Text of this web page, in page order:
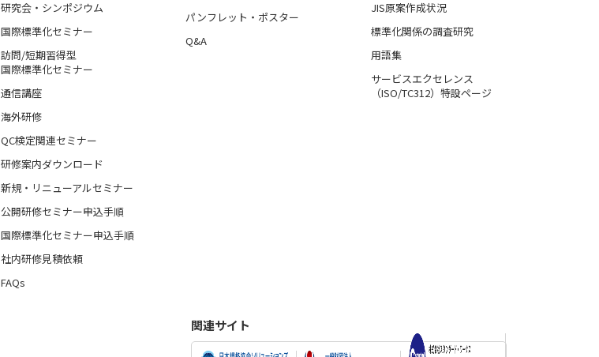
研究会・シンポジウム
国際標準化セミナー
訪問/短期習得型
国際標準化セミナー
通信講座
海外研修
QC検定関連セミナー
研修案内ダウンロード
新規・リニューアルセミナー
公開研修セミナー申込手順
国際標準化セミナー申込手順
社内研修見積依頼
FAQs
パンフレット・ポスター
Q&A
JIS原案作成状況
標準化関係の調査研究
用語集
サービスエクセレンス
（ISO/TC312）特設ページ
関連サイト